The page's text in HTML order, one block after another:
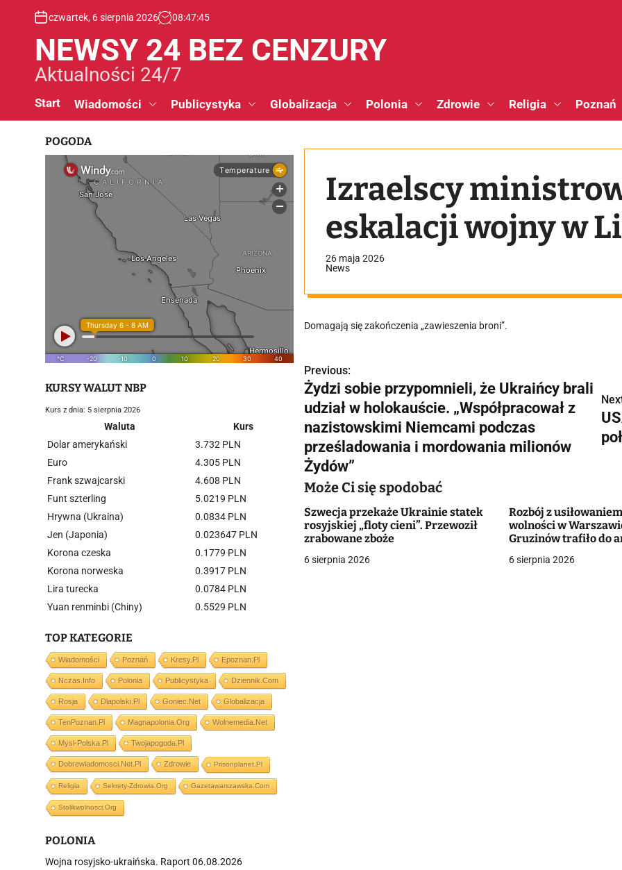
czwartek, 6 sierpnia 2026 08:47:45
NEWSY 24 BEZ CENZURY
Aktualności 24/7
Start Wiadomości Publicystyka Globalizacja Polonia Zdrowie Religia Poznań
Izraelscy
eskalacji wojny w
26 maja 2026
News
Domagają się zakończenia „zawieszenia broni”.
N
a
w
i
g
a
c
j
Previous:
Żydzi sobie przypomnieli, że Ukraińcy brali
udział w holokauście. „Współpracował z
nazistowskimi Niemcami podczas
prześladowania i mordowania milionów
Żydów”
Może Ci się spodobać
Szwecja przekaże Ukrainie statek
rosyjskiej „floty cieni”. Przewoził
zrabowane zboże
6 sierpnia 2026
Rozbój z
wolności w
Gruzinów trafiło do
6 sierpnia 2026
POGODA
KURSY WALUT NBP
Kurs z dnia: 5 sierpnia 2026
Waluta
Kurs
Dolar amerykański
3.732 PLN
Euro
4.305 PLN
Frank szwajcarski
4.608 PLN
Funt szterling
5.0219 PLN
Hrywna (Ukraina)
0.0834 PLN
Jen (Japonia)
0.023647 PLN
Korona czeska
0.1779 PLN
Korona norweska
0.3917 PLN
Lira turecka
0.0784 PLN
Yuan renminbi (Chiny)
0.5529 PLN
TOP KATEGORIE
Wiadomości Poznań Kresy.pl Epoznan.pl
Nczas.info Polonia Publicystyka Dziennik.com
Rosja Dlapolski.pl Goniec.net Globalizacja
TenPoznan.pl Magnapolonia.org Wolnemedia.net
Mysl-Polska.pl Twojapogoda.pl
Dobrewiadomosci.net.pl Zdrowie Prisonplanet.pl
Religia Sekrety-Zdrowia.org Gazetawarszawska.com
Stolikwolnosci.org
POLONIA
Wojna rosyjsko-ukraińska. Raport 06.08.2026